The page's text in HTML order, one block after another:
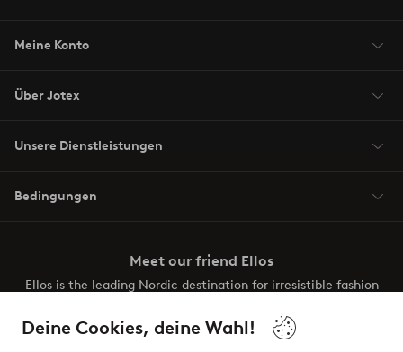
Deine Cookies, deine Wahl!
Meine Konto
Über Jotex
Unsere Dienstleistungen
Bedingungen
Meet our friend Ellos
Ellos is the leading Nordic destination for irresistible fashion
the latest trends, curated to make finding your next look
effortless. It’s all here.